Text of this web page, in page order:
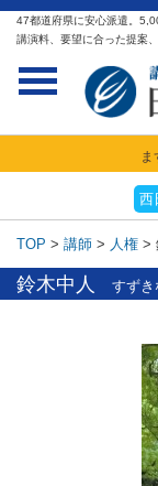
47都道府県に安心派遣。
講演料、要望に合った提案
ま
西
TOP > 講師 > 人権 >
鈴木中人 すずき